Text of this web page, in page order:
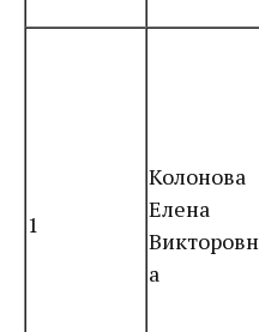
1
Колонова
Елена
Викторовн
а